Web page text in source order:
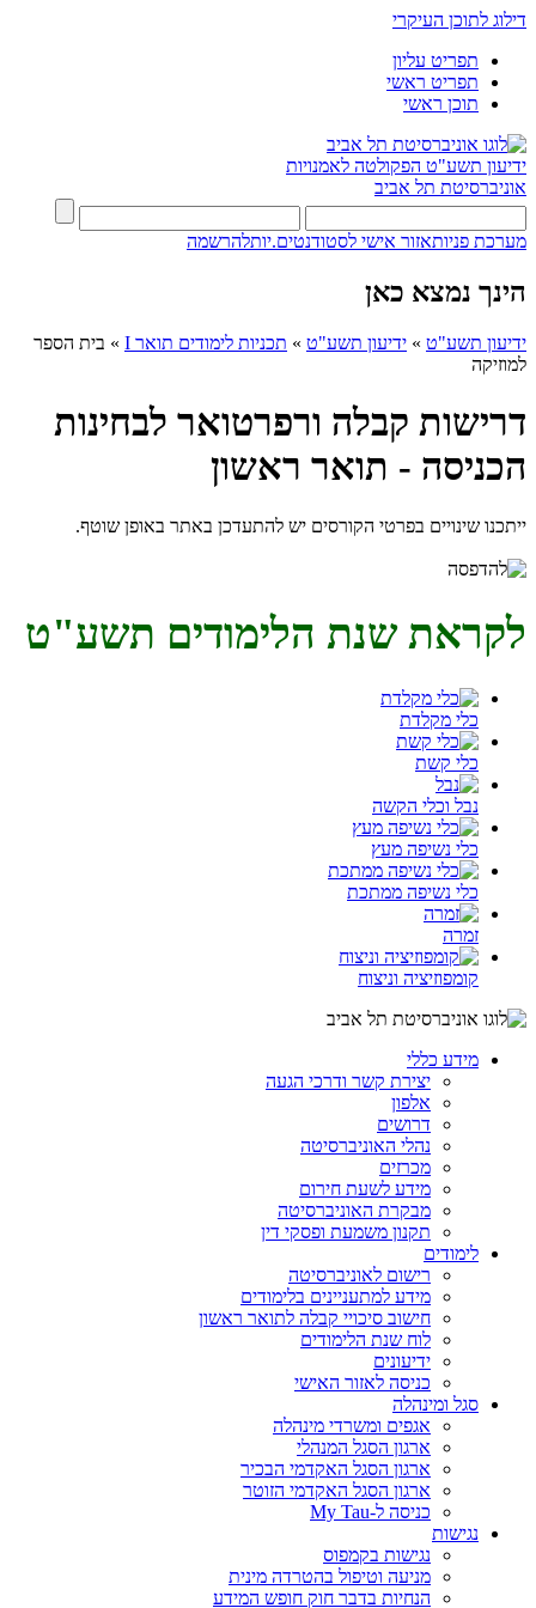
דילוג לתוכן העיקרי
תפריט עליון
תפריט ראשי
תוכן ראשי
ידיעון תשע"ט הפקולטה לאמנויות
אוניברסיטת תל אביב
מערכת פניותאזור אישי לסטודנטים.יותלהרשמה
הינך נמצא כאן
ידיעון תשע"ט » ידיעון תשע"ט » תכניות לימודים תואר I » בית הספר
למוזיקה
דרישות קבלה ורפרטואר לבחינות
הכניסה - תואר ראשון
ייתכנו שינויים בפרטי הקורסים יש להתעדכן באתר באופן שוטף.
לקראת שנת הלימודים תשע"ט
כלי מקלדת
כלי קשת
נבל וכלי הקשה
כלי נשיפה מעץ
כלי נשיפה ממתכת
זמרה
קומפוזיציה וניצוח
מידע כללי
יצירת קשר ודרכי הגעה
אלפון
דרושים
נהלי האוניברסיטה
מכרזים
מידע לשעת חירום
מבקרת האוניברסיטה
תקנון משמעת ופסקי דין
לימודים
רישום לאוניברסיטה
מידע למתעניינים בלימודים
חישוב סיכויי קבלה לתואר ראשון
לוח שנת הלימודים
ידיעונים
כניסה לאזור האישי
סגל ומינהלה
אגפים ומשרדי מינהלה
ארגון הסגל המנהלי
ארגון הסגל האקדמי הבכיר
ארגון הסגל האקדמי הזוטר
כניסה ל-My Tau
נגישות
נגישות בקמפוס
מניעה וטיפול בהטרדה מינית
הנחיות בדבר חוק חופש המידע